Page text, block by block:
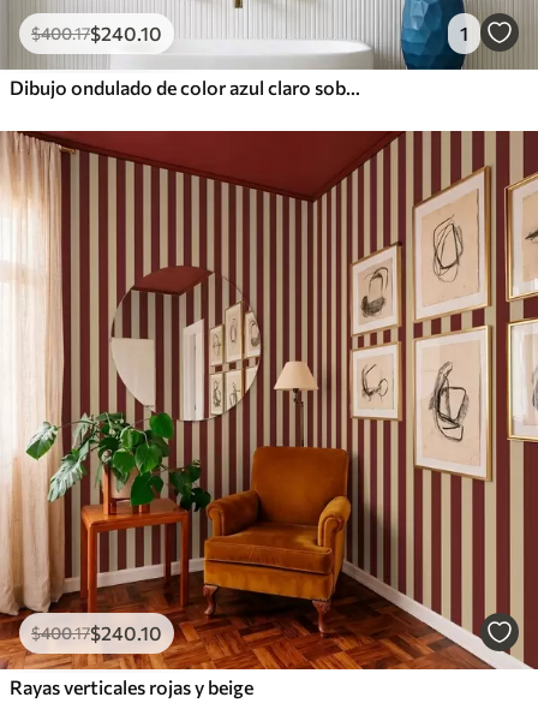
$400.17$240.10 1
Dibujo ondulado de color azul claro sobre fondo claro
$400.17$240.10
Rayas verticales rojas y beige